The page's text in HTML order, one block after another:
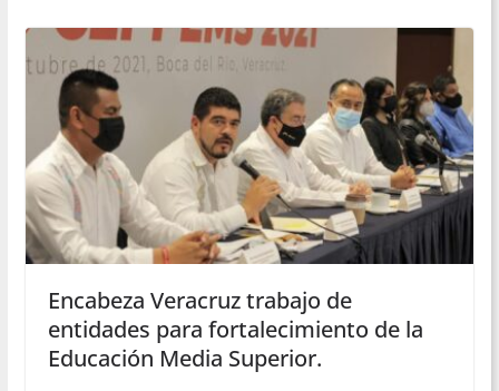
Encabeza Veracruz trabajo de
entidades para fortalecimiento de la
Educación Media Superior.